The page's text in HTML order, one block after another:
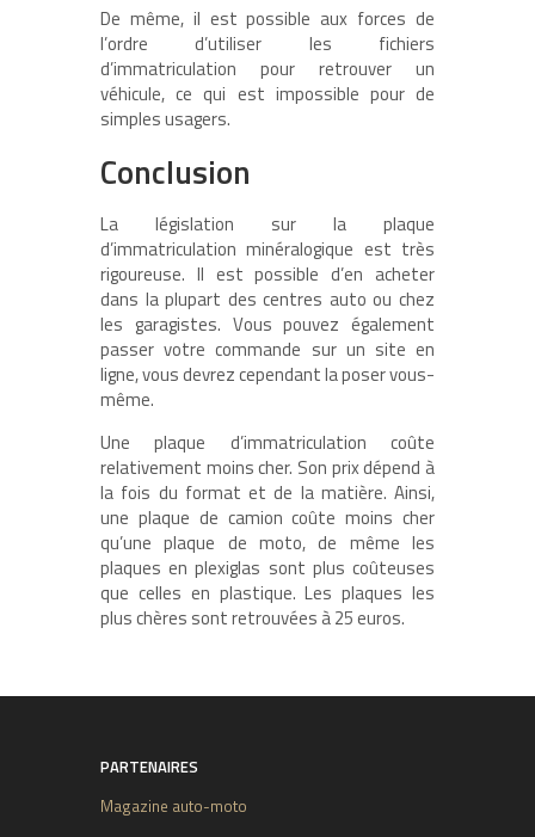
De même, il est possible aux forces de
l’ordre d’utiliser les fichiers
d’immatriculation pour retrouver un
véhicule, ce qui est impossible pour de
simples usagers.
Conclusion
La législation sur la plaque
d’immatriculation minéralogique est très
rigoureuse. Il est possible d’en acheter
dans la plupart des centres auto ou chez
les garagistes. Vous pouvez également
passer votre commande sur un site en
ligne, vous devrez cependant la poser vous-
même.
Une plaque d’immatriculation coûte
relativement moins cher. Son prix dépend à
la fois du format et de la matière. Ainsi,
une plaque de camion coûte moins cher
qu’une plaque de moto, de même les
plaques en plexiglas sont plus coûteuses
que celles en plastique. Les plaques les
plus chères sont retrouvées à 25 euros.
PARTENAIRES
Magazine auto-moto